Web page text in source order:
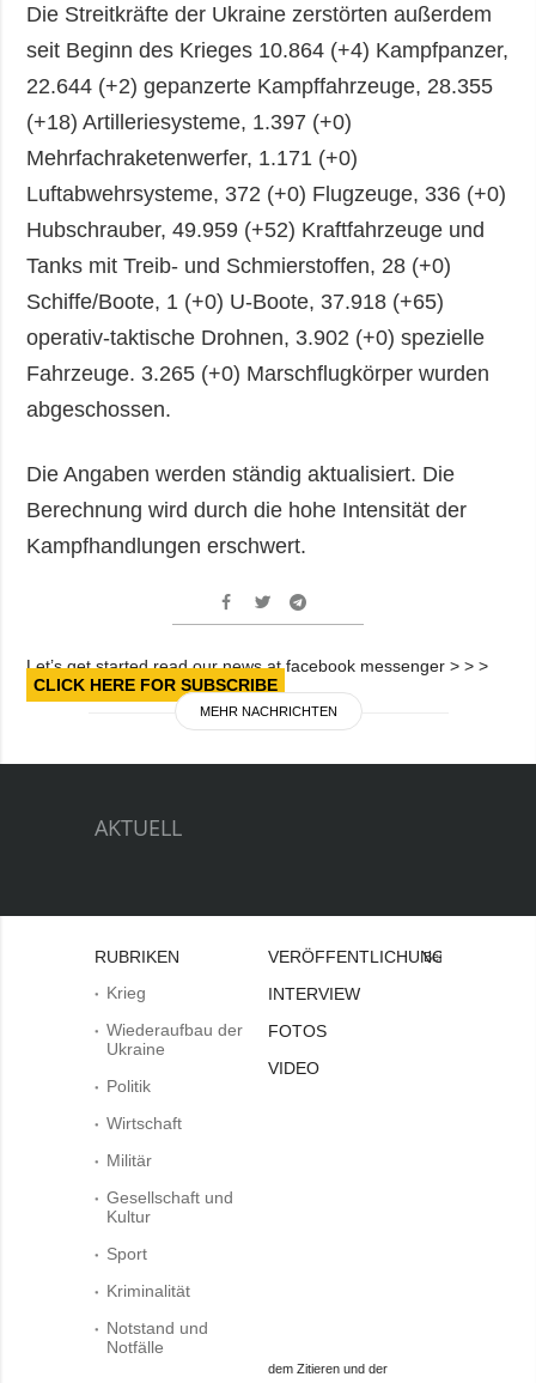
Die Streitkräfte der Ukraine zerstörten außerdem
seit Beginn des Krieges 10.864 (+4) Kampfpanzer,
22.644 (+2) gepanzerte Kampffahrzeuge, 28.355
(+18) Artilleriesysteme, 1.397 (+0)
Mehrfachraketenwerfer, 1.171 (+0)
Luftabwehrsysteme, 372 (+0) Flugzeuge, 336 (+0)
Hubschrauber, 49.959 (+52) Kraftfahrzeuge und
Tanks mit Treib- und Schmierstoffen, 28 (+0)
Schiffe/Boote, 1 (+0) U-Boote, 37.918 (+65)
operativ-taktische Drohnen, 3.902 (+0) spezielle
Fahrzeuge. 3.265 (+0) Marschflugkörper wurden
abgeschossen.
Die Angaben werden ständig aktualisiert. Die
Berechnung wird durch die hohe Intensität der
Kampfhandlungen erschwert.
Let’s get started read our news at facebook messenger > > >
CLICK HERE FOR SUBSCRIBE
MEHR NACHRICHTEN
AKTUELL
RUBRIKEN
Krieg
Wiederaufbau der
Ukraine
Politik
Wirtschaft
Militär
Gesellschaft und
Kultur
Sport
Kriminalität
Notstand und
Notfälle
VERÖFFENTLICHUNGEN
INTERVIEW
FOTOS
VIDEO
Bei
dem Zitieren und der